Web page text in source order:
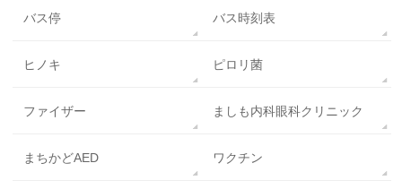
バス停 バス時刻表
ヒノキ ピロリ菌
ファイザー ましも内科眼科クリニック
まちかどAED ワクチン